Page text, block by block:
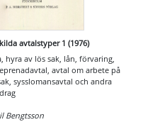
avtalstyper 1 (1976)
hyra av lös sak, lån, förvaring,
avtal om arbete på
sysslomansavtal och andra
Bengtsson